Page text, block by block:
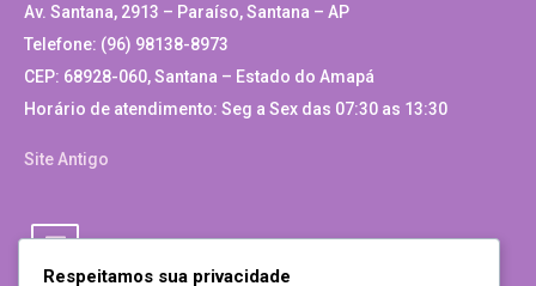
Av. Santana, 2913 – Paraíso, Santana – AP
Telefone: (96) 98138-8973
CEP: 68928-060, Santana – Estado do Amapá
Horário de atendimento: Seg a Sex das 07:30 as 13:30
Site Antigo
Respeitamos sua privacidade